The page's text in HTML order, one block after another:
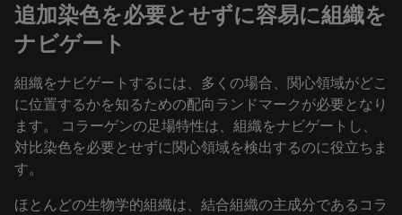
追加染色を必要とせずに容易に組織を
ナビゲート
組織をナビゲートするには、多くの場合、関心領域がどこ
に位置するかを知るための配向ランドマークが必要となり
ます。 コラーゲンの足場特性は、組織をナビゲートし、
対比染色を必要とせずに関心領域を検出するのに役立ちま
す。
ほとんどの生物学的組織は、結合組織の主成分であるコラ